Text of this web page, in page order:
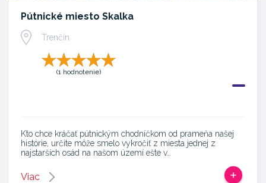
Pútnické miesto Skalka
Trenčín
(1 hodnotenie)
Kto chce kráčať pútnickým chodníčkom od prameňa našej
histórie, určite môže smelo vykročiť z miesta jednej z
najstarších osád na našom území ešte v…
Viac